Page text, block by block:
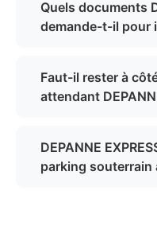
Quels documents
demande-t-il pour
Faut-il rester à
attendant
DEPANNE
parking souterrain